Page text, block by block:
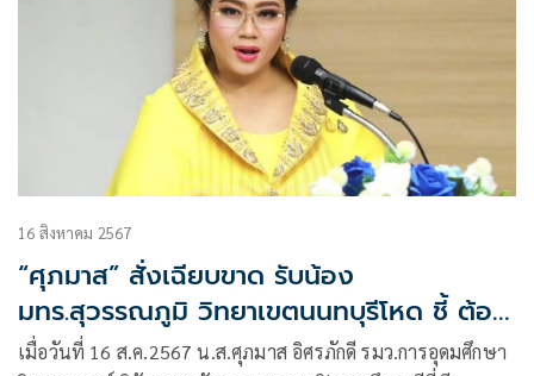
16 สิงหาคม 2567
“ศุภมาส” สั่งเฉียบขาด รับน้อง
มทร.สุวรรณภูมิ วิทยาเขตนนทบุรีโหด ชี้ ต้อง
มีคนรับผิดชอบ
เมื่อวันที่ 16 ส.ค.2567 น.ส.ศุภมาส อิศรภักดี รมว.การอุดมศึกษา